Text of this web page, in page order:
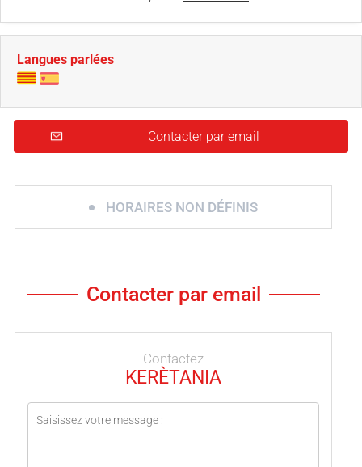
Langues parlées
Contacter par email
HORAIRES NON DÉFINIS
Contacter par email
Contactez
KERÈTANIA